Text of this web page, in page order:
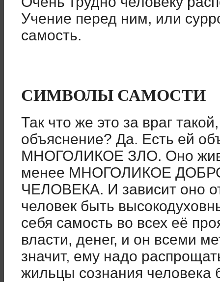
Учение перед ним, или
самость.
СИМВОЛЫ САМОСТИ
Так что же это за враг
объяснение? Да. Есть ей
МНОГОЛИКОЕ ЗЛО. Оно
менее МНОГОЛИКОЕ
ЧЕЛОВЕКА. И зависит оно
человек быть
себя самость во всех её
власти, денег, и он всеми
значит, ему надо
жильцы сознания человека